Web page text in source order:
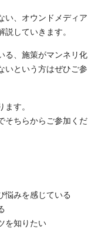
い、オウンドメディア
していきます。
る、施策がマンネリ化
いという方はぜひご参
す。
そちらからご参加くだ
悩みを感じている
を知りたい